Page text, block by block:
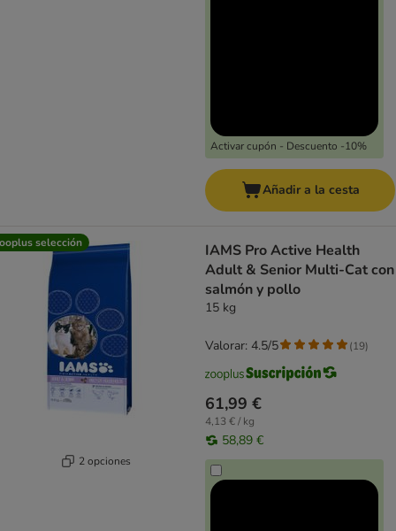
Activar cupón - Descuento -10%
Añadir a la cesta
selección
2 opciones
IAMS Pro Active Health
Adult & Senior Multi-Cat con
salmón y pollo
15 kg
61,99 €
4,13 € / kg
58,89 €
Valorar: 4.5/5 (19)